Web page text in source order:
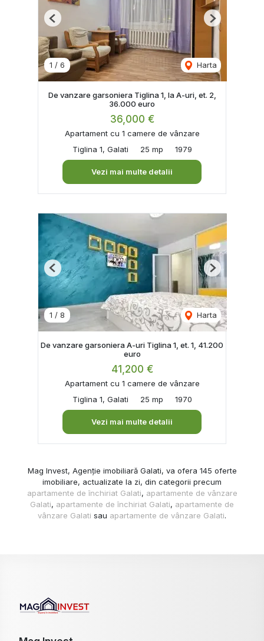
1 / 6 Harta
Previous Next
De vanzare garsoniera Tiglina 1, la A-uri, et. 2,
36.000 euro
36,000 €
Apartament cu 1 camere de vânzare
Tiglina 1, Galati
25 mp 1979
Vezi mai multe detalii
1 / 8 Harta
Previous Next
De vanzare garsoniera A-uri Tiglina 1, et. 1, 41.200
euro
41,200 €
Apartament cu 1 camere de vânzare
Tiglina 1, Galati
25 mp 1970
Vezi mai multe detalii
Mag Invest, Agenție imobiliară Galati, va ofera 145 oferte
imobiliare, actualizate la zi, din categorii precum
apartamente de închiriat Galati, apartamente de vânzare
Galati, apartamente de închiriat Galati, apartamente de
vânzare Galati sau apartamente de vânzare Galati.